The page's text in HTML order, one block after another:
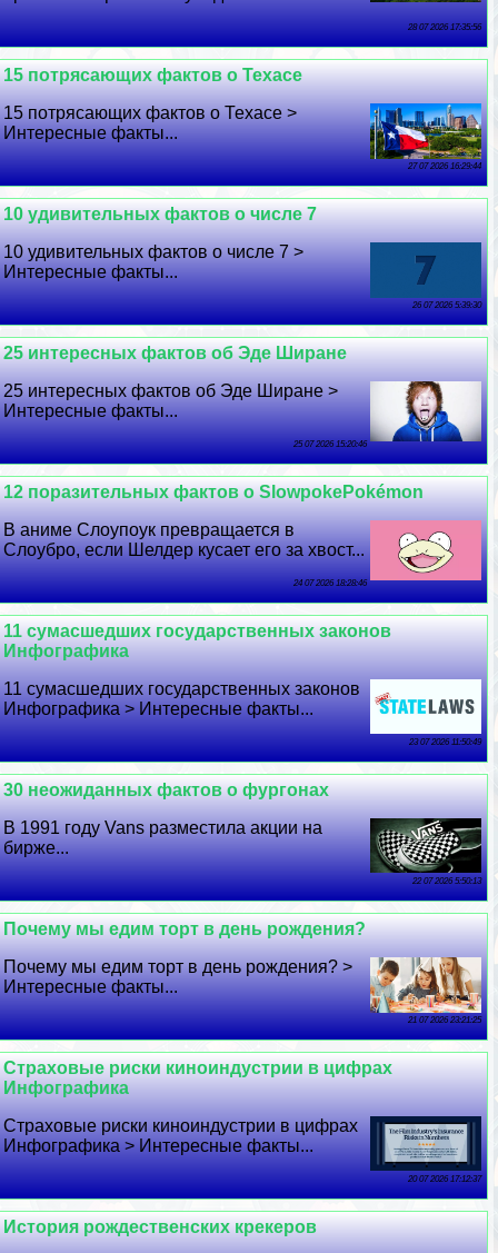
28 07 2026 17:35:56
15 потрясающих фактов о Техасе
15 потрясающих фактов о Техасе >
Интересные факты...
27 07 2026 16:29:44
10 удивительных фактов о числе 7
10 удивительных фактов о числе 7 >
Интересные факты...
26 07 2026 5:39:30
25 интересных фактов об Эде Ширане
25 интересных фактов об Эде Ширане >
Интересные факты...
25 07 2026 15:20:46
12 поразительных фактов о SlowpokePokémon
В аниме Слоупоук превращается в
Слоубро, если Шелдер кусает его за хвост...
24 07 2026 18:28:46
11 cyмacшедших государственных законов
Инфографика
11 cyмacшедших государственных законов
Инфографика > Интересные факты...
23 07 2026 11:50:49
30 неожиданных фактов о фургонах
В 1991 году Vans разместила акции на
бирже...
22 07 2026 5:50:13
Почему мы едим торт в день рождения?
Почему мы едим торт в день рождения? >
Интересные факты...
21 07 2026 23:21:25
Страховые риски киноиндустрии в цифрах
Инфографика
Страховые риски киноиндустрии в цифрах
Инфографика > Интересные факты...
20 07 2026 17:12:37
История рождественских крекеров